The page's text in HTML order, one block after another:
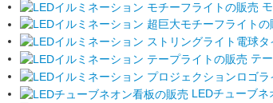
テ
LEDチューブネ